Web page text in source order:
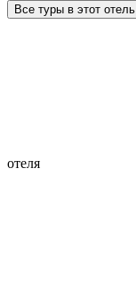
Все туры в этот отель
отеля